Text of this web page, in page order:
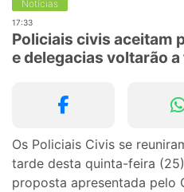
Notícias
17:33
Policiais civis aceitam
e delegacias voltarão
Os Policiais Civis se
tarde desta quinta-feira
proposta apresentada pelo